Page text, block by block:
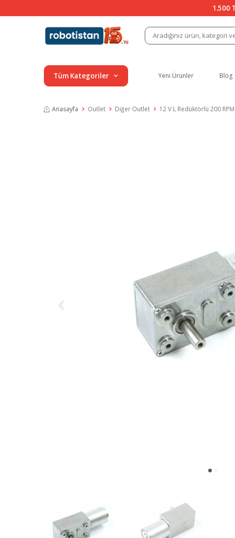
1.500
Tüm Kategoriler Yeni Ürünler Blog
Anasayfa Outlet Diğer Outlet 12 V L Redüktörlü 200